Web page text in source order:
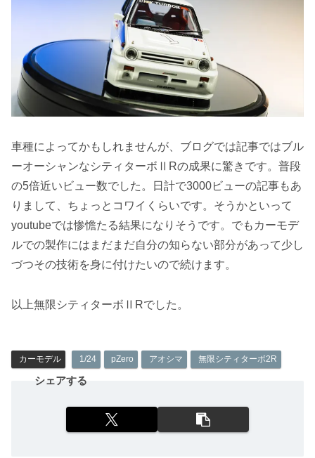
車種によってかもしれませんが、ブログでは記事ではブル
ーオーシャンなシティターボⅡRの成果に驚きです。普段
の5倍近いビュー数でした。日計で3000ビューの記事もあ
りまして、ちょっとコワイくらいです。そうかといって
youtubeでは惨憺たる結果になりそうです。でもカーモデ
ルでの製作にはまだまだ自分の知らない部分があって少し
づつその技術を身に付けたいので続けます。
以上無限シティターボⅡRでした。
カーモデル 1/24 pZero アオシマ 無限シティターボ2R
シェアする